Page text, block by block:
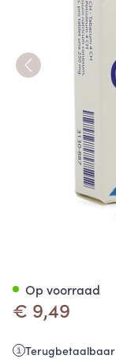
€ 9,49
Terugbetaalbaar
Op voorraad